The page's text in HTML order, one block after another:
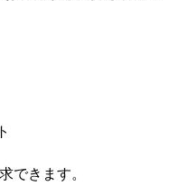
きます。